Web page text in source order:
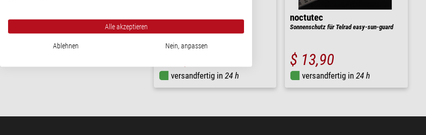
noctutec
versandfertig in 24 h
noctutec
Sonnenschutz für Telrad easy-sun-guard
$ 13,90
versandfertig in 24 h
Alle akzeptieren
Ablehnen Nein, anpassen